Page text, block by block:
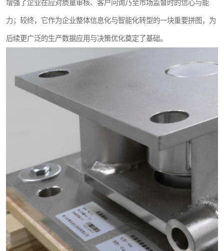
增强了企业在应对质量审核、客户问询乃至市场监督时的信心与能
力；较终，它作为企业整体信息化与智能化转型的一块重要拼图，为
后续更广泛的生产数据应用与决策优化奠定了基础。